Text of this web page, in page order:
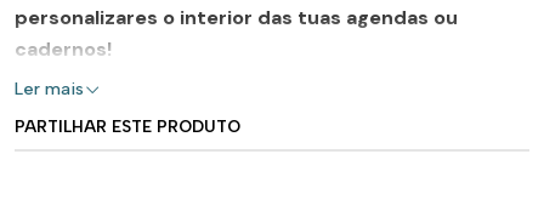
personalizares o interior das tuas agendas ou
cadernos!
Ler mais
PARTILHAR ESTE PRODUTO